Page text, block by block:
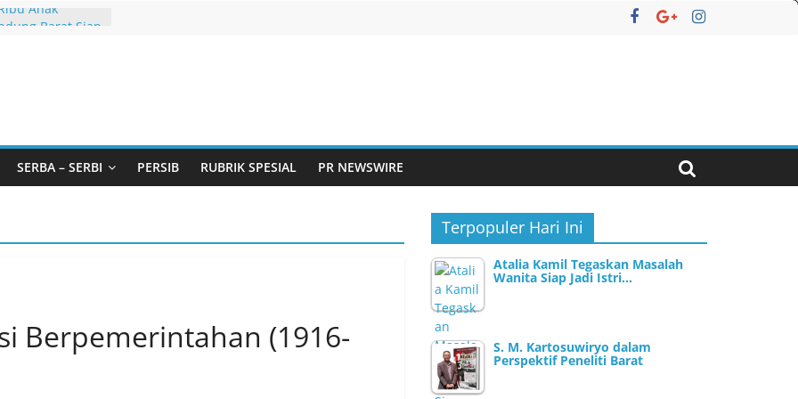
Anak
2026
dalam
Desa
Bahas
Pintu Taubat
Seminar
SERBA – SERBI PERSIB RUBRIK SPESIAL PR NEWSWIRE
Berpemerintahan (1916-
Terpopuler Hari Ini
Atalia Kamil Tegaskan Masalah
Wanita Siap Jadi Istri…
S. M. Kartosuwiryo dalam
Perspektif Peneliti Barat